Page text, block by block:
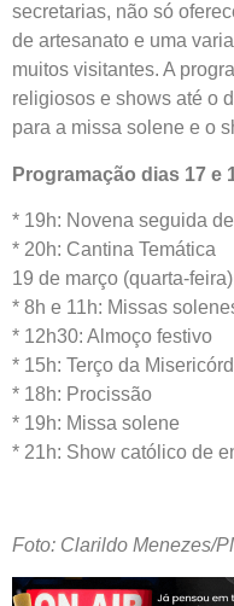
secretarias, não só
de artesanato e uma
muitos visitantes. A
religiosos e shows até o
para a missa solene e o
Programação dias 17 e
* 19h: Novena seguida
* 20h: Cantina Temática
19 de março (quarta-
* 8h e 11h: Missas
* 12h30: Almoço festivo
* 15h: Terço da
* 18h: Procissão
* 19h: Missa solene
* 21h: Show católico de
Foto: Clarildo Menezes/